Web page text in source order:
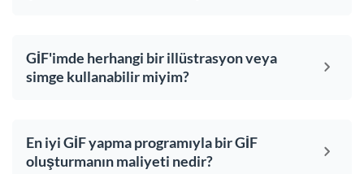
GİF'imde herhangi bir illüstrasyon veya
simge kullanabilir miyim?
En iyi GİF yapma programıyla bir GİF
oluşturmanın maliyeti nedir?